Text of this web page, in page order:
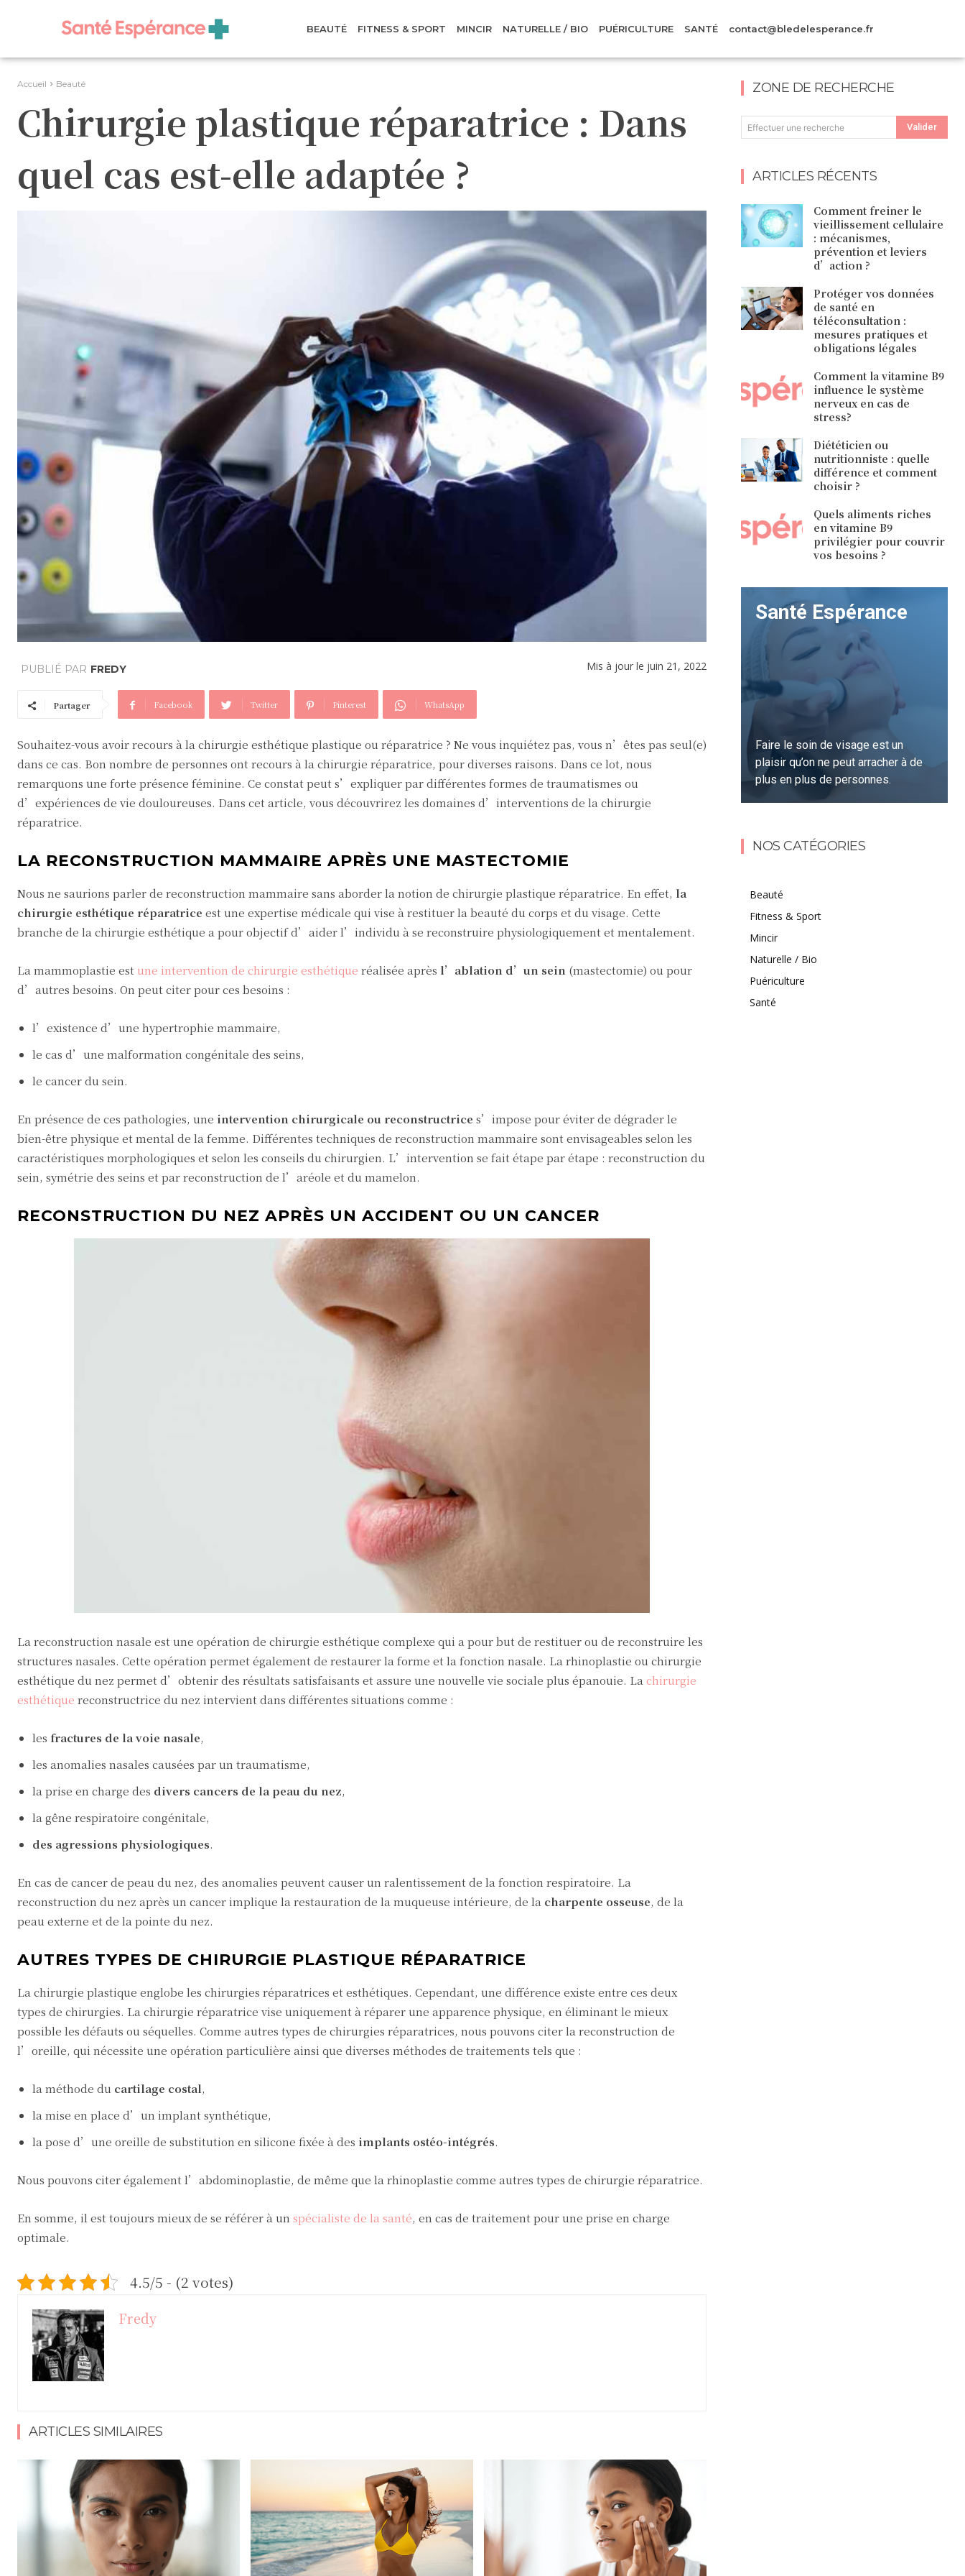
BEAUTÉ FITNESS & SPORT MINCIR NATURELLE / BIO PUÉRICULTURE SANTÉ contact@bledelesperance.fr
Accueil Beauté
Chirurgie plastique réparatrice : Dans
quel cas est-elle adaptée ?
Mis à jour le juin 21, 2022
PUBLIÉ PAR FREDY
Partager Facebook Twitter Pinterest WhatsApp
Souhaitez-vous avoir recours à la chirurgie esthétique plastique ou réparatrice ? Ne vous inquiétez pas, vous n’êtes pas seul(e)
dans ce cas. Bon nombre de personnes ont recours à la chirurgie réparatrice, pour diverses raisons. Dans ce lot, nous
remarquons une forte présence féminine. Ce constat peut s’expliquer par différentes formes de traumatismes ou
d’expériences de vie douloureuses. Dans cet article, vous découvrirez les domaines d’interventions de la chirurgie
réparatrice.
LA RECONSTRUCTION MAMMAIRE APRÈS UNE MASTECTOMIE
Nous ne saurions parler de reconstruction mammaire sans aborder la notion de chirurgie plastique réparatrice. En effet, la
chirurgie esthétique réparatrice est une expertise médicale qui vise à restituer la beauté du corps et du visage. Cette
branche de la chirurgie esthétique a pour objectif d’aider l’individu à se reconstruire physiologiquement et mentalement.
La mammoplastie est une intervention de chirurgie esthétique réalisée après l’ablation d’un sein (mastectomie) ou pour
d’autres besoins. On peut citer pour ces besoins :
l’existence d’une hypertrophie mammaire,
le cas d’une malformation congénitale des seins,
le cancer du sein.
En présence de ces pathologies, une intervention chirurgicale ou reconstructrice s’impose pour éviter de dégrader le
bien-être physique et mental de la femme. Différentes techniques de reconstruction mammaire sont envisageables selon les
caractéristiques morphologiques et selon les conseils du chirurgien. L’intervention se fait étape par étape : reconstruction du
sein, symétrie des seins et par reconstruction de l’aréole et du mamelon.
RECONSTRUCTION DU NEZ APRÈS UN ACCIDENT OU UN CANCER
La reconstruction nasale est une opération de chirurgie esthétique complexe qui a pour but de restituer ou de reconstruire les
structures nasales. Cette opération permet également de restaurer la forme et la fonction nasale. La rhinoplastie ou chirurgie
esthétique du nez permet d’obtenir des résultats satisfaisants et assure une nouvelle vie sociale plus épanouie. La chirurgie
esthétique reconstructrice du nez intervient dans différentes situations comme :
les fractures de la voie nasale,
les anomalies nasales causées par un traumatisme,
la prise en charge des divers cancers de la peau du nez,
la gêne respiratoire congénitale,
des agressions physiologiques.
En cas de cancer de peau du nez, des anomalies peuvent causer un ralentissement de la fonction respiratoire. La
reconstruction du nez après un cancer implique la restauration de la muqueuse intérieure, de la charpente osseuse, de la
peau externe et de la pointe du nez.
AUTRES TYPES DE CHIRURGIE PLASTIQUE RÉPARATRICE
La chirurgie plastique englobe les chirurgies réparatrices et esthétiques. Cependant, une différence existe entre ces deux
types de chirurgies. La chirurgie réparatrice vise uniquement à réparer une apparence physique, en éliminant le mieux
possible les défauts ou séquelles. Comme autres types de chirurgies réparatrices, nous pouvons citer la reconstruction de
l’oreille, qui nécessite une opération particulière ainsi que diverses méthodes de traitements tels que :
la méthode du cartilage costal,
la mise en place d’un implant synthétique,
la pose d’une oreille de substitution en silicone fixée à des implants ostéo-intégrés.
Nous pouvons citer également l’abdominoplastie, de même que la rhinoplastie comme autres types de chirurgie réparatrice.
En somme, il est toujours mieux de se référer à un spécialiste de la santé, en cas de traitement pour une prise en charge
optimale.
4.5/5 - (2 votes)
Fredy
ARTICLES SIMILAIRES
ZONE DE RECHERCHE
Effectuer une recherche Valider
ARTICLES RÉCENTS
Comment freiner le
vieillissement cellulaire
: mécanismes,
prévention et leviers
d’action ?
Protéger vos données
de santé en
téléconsultation :
mesures pratiques et
obligations légales
Comment la vitamine B9
influence le système
nerveux en cas de
stress?
Diététicien ou
nutritionniste : quelle
différence et comment
choisir ?
Quels aliments riches
en vitamine B9
privilégier pour couvrir
vos besoins ?
Santé Espérance
Faire le soin de visage est un
plaisir qu’on ne peut arracher à de
plus en plus de personnes.
NOS CATÉGORIES
Beauté
Fitness & Sport
Mincir
Naturelle / Bio
Puériculture
Santé